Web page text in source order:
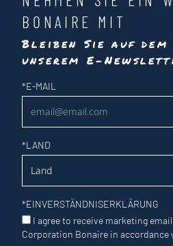
BONAIRE MIT
Bleiben Sie auf
unserem E-
Newsletter
*E-MAIL
*LAND
*EINVERSTÄNDNISERKLÄRUNG
I agree to receive marketing
Corporation Bonaire in accordance